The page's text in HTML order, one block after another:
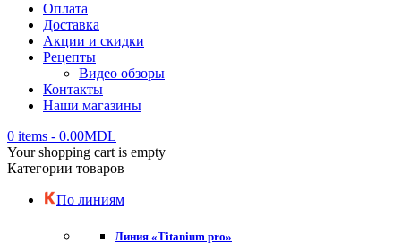
Оплата
Доставка
Акции и скидки
Рецепты
Видео обзоры
Контакты
Наши магазины
0 items - 0.00MDL
Your shopping cart is empty
Категории товаров
По линиям
Линия «Titanium pro»